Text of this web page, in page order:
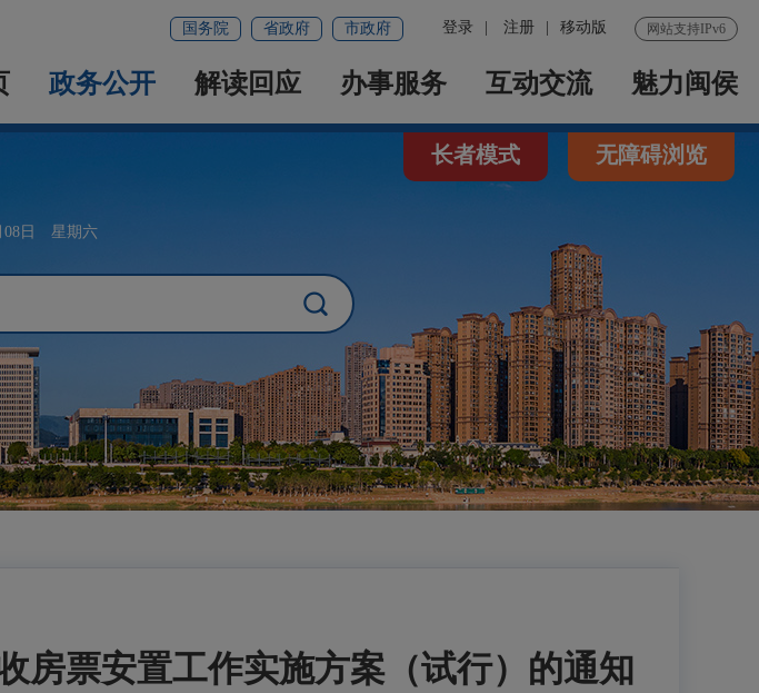
网站支持IPv6
登录 注册 移动版
国务院 省政府 市政府
政务公开 解读回应 办事服务 互动交流 魅力闽侯
08日 星期六
长者模式 无障碍浏览
房票安置工作实施方案（试行）的通知